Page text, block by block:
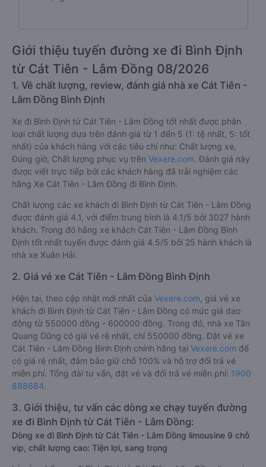
Giới thiệu tuyến đường xe đi Bình Định
từ Cát Tiên - Lâm Đồng 08/2026
1. Về chất lượng, review, đánh giá nhà xe Cát Tiên -
Lâm Đồng Bình Định
Xe đi Bình Định từ Cát Tiên - Lâm Đồng tốt nhất được phân
loại chất lượng dựa trên đánh giá từ 1 đến 5 (1: tệ nhất, 5: tốt
nhất) của khách hàng với các tiêu chí như: Chất lượng xe,
Đúng giờ, Chất lượng phục vụ trên Vexere.com. Đánh giá này
được viết trực tiếp bởi các khách hàng đã trải nghiệm các
hãng Xe Cát Tiên - Lâm Đồng đi Bình Định.
Chất lượng các xe khách đi Bình Định từ Cát Tiên - Lâm Đồng
được đánh giá 4.1, với điểm trung bình là 4.1/5 bởi 3027 hành
khách. Trong đó hãng xe khách Cát Tiên - Lâm Đồng Bình
Định tốt nhất tuyến được đánh giá 4.5/5 bởi 25 hành khách là
nhà xe Xuân Hải.
2. Giá vé xe Cát Tiên - Lâm Đồng Bình Định
Hiện tại, theo cập nhật mới nhất của Vexere.com , giá vé xe
khách đi Bình Định từ Cát Tiên - Lâm Đồng có mức giá dao
động từ 550000 đồng - 600000 đồng. Trong đó, nhà xe Tân
Quang Dũng có giá vé rẻ nhất, chỉ 550000 đồng. Đặt vé xe
Cát Tiên - Lâm Đồng Bình Định chính hãng tại Vexere.com để
có giá rẻ nhất, đảm bảo giữ chỗ 100% và hỗ trợ đổi trả vé
miễn phí. Tổng đài tư vấn, đặt vé và đổi trả vé miễn phí: 1900
888684.
3. Giới thiệu, tư vấn các dòng xe chạy tuyến đường
xe đi Bình Định từ Cát Tiên - Lâm Đồng:
Dòng xe đi Bình Định từ Cát Tiên - Lâm Đồng limousine 9 chỗ
vip, chất lượng cao: Tiện lợi, sang trọng